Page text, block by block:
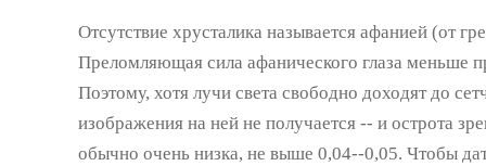
Отсутствие хрусталика называется афанией (от
Преломляющая сила афанического глаза меньше
Поэтому, хотя лучи света свободно доходят до
изображения на ней не получается -- и острота
обычно очень низка, не выше 0,04--0,05. Чтобы